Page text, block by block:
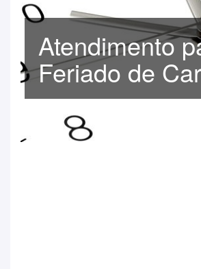
Atendimento
Feriado de